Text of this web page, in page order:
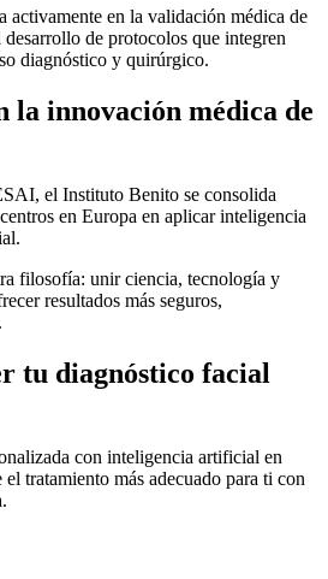
en la validación médica de
de protocolos que integren
diagnóstico y quirúrgico.
la innovación médica de
el Instituto Benito se consolida
en Europa en aplicar inteligencia
filosofía: unir ciencia, tecnología y
resultados más seguros,
tu diagnóstico facial
con inteligencia artificial en
tratamiento más adecuado para ti con